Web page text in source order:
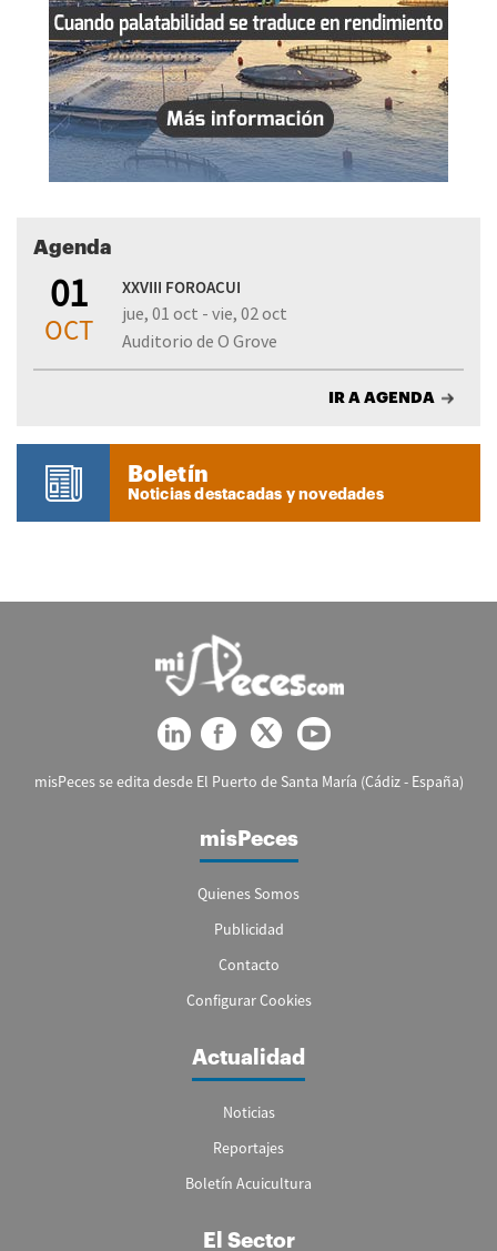
Agenda
01
OCT
XXVIII FOROACUI
jue, 01 oct - vie, 02 oct
Auditorio de O Grove
IR A AGENDA
Boletín
Noticias destacadas y novedades
misPeces se edita desde El Puerto de Santa María (Cádiz - España)
misPeces
Quienes Somos
Publicidad
Contacto
Configurar Cookies
Actualidad
Noticias
Reportajes
Boletín Acuicultura
El Sector